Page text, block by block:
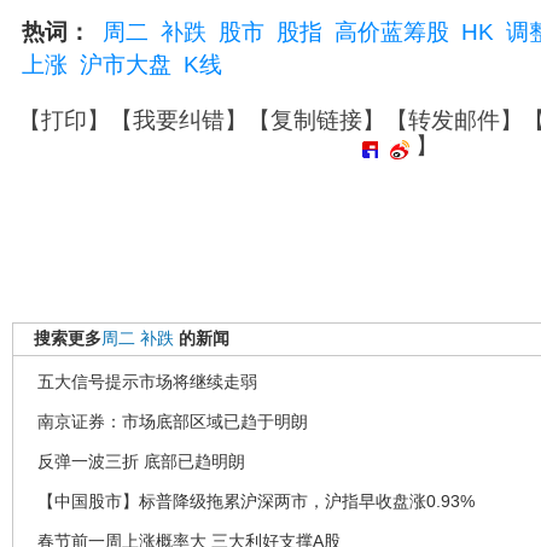
热词： 周二 补跌 股市 股指 高价蓝筹股 HK 调
上涨 沪市大盘 K线
【打印】【我要纠错】【复制链接】【转发邮件】
】
搜索更多周二 补跌 的新闻
五大信号提示市场将继续走弱
南京证券：市场底部区域已趋于明朗
反弹一波三折 底部已趋明朗
【中国股市】标普降级拖累沪深两市，沪指早收盘涨0.93%
春节前一周上涨概率大 三大利好支撑A股